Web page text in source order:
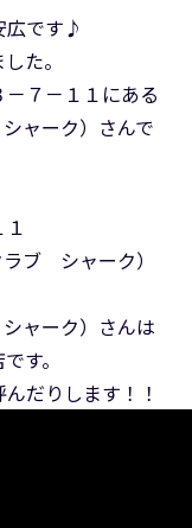
広です♪
た。
７－１１にある
ャーク）さんで
ブ シャーク）
ャーク）さんは
す。
だりします！！